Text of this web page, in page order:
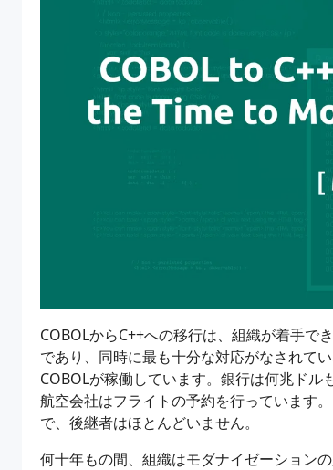
COBOLからC++への移行は、組織が着手で
であり、同時に最も十分な対応がなされて
COBOLが稼働しています。銀行は何兆ドル
航空会社はフライトの予約を行っています
で、後継者はほとんどいません。
何十年もの間、組織はモダナイゼーション